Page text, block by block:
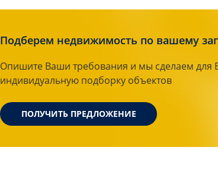
Подберем недвижимость по вашему
Опишите Ваши требования и мы сделаем для
индивидуальную подборку объектов
ПОЛУЧИТЬ ПРЕДЛОЖЕНИЕ